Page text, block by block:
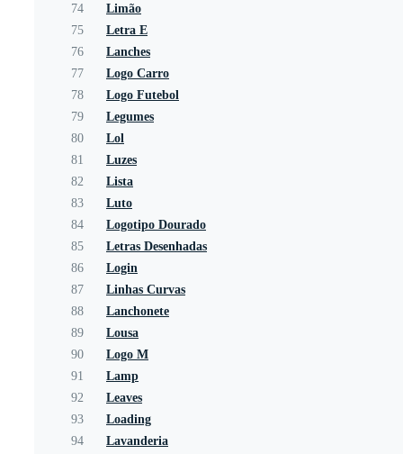
74
Limão
75
Letra E
76
Lanches
77
Logo Carro
78
Logo Futebol
79
Legumes
80
Lol
81
Luzes
82
Lista
83
Luto
84
Logotipo Dourado
85
Letras Desenhadas
86
Login
87
Linhas Curvas
88
Lanchonete
89
Lousa
90
Logo M
91
Lamp
92
Leaves
93
Loading
94
Lavanderia